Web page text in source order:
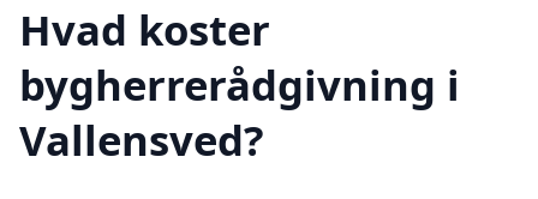
Hvad koster
bygherrerådgivning i
Vallensved?